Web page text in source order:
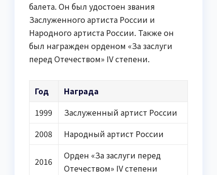
балета. Он был удостоен звания
Заслуженного артиста России и
Народного артиста России. Также он
был награжден орденом «За заслуги
перед Отечеством» IV степени.
Год
Награда
1999
Заслуженный артист России
2008
Народный артист России
2016
Орден «За заслуги перед
Отечеством» IV степени